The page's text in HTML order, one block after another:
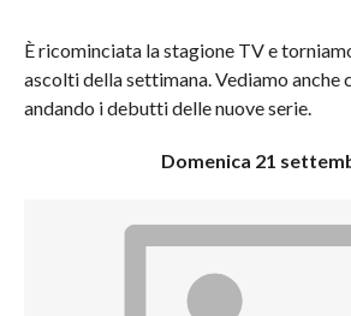
È ricominciata la stagione TV e
ascolti della settimana. Vediamo anche
andando i debutti delle nuove serie.
Domenica 21